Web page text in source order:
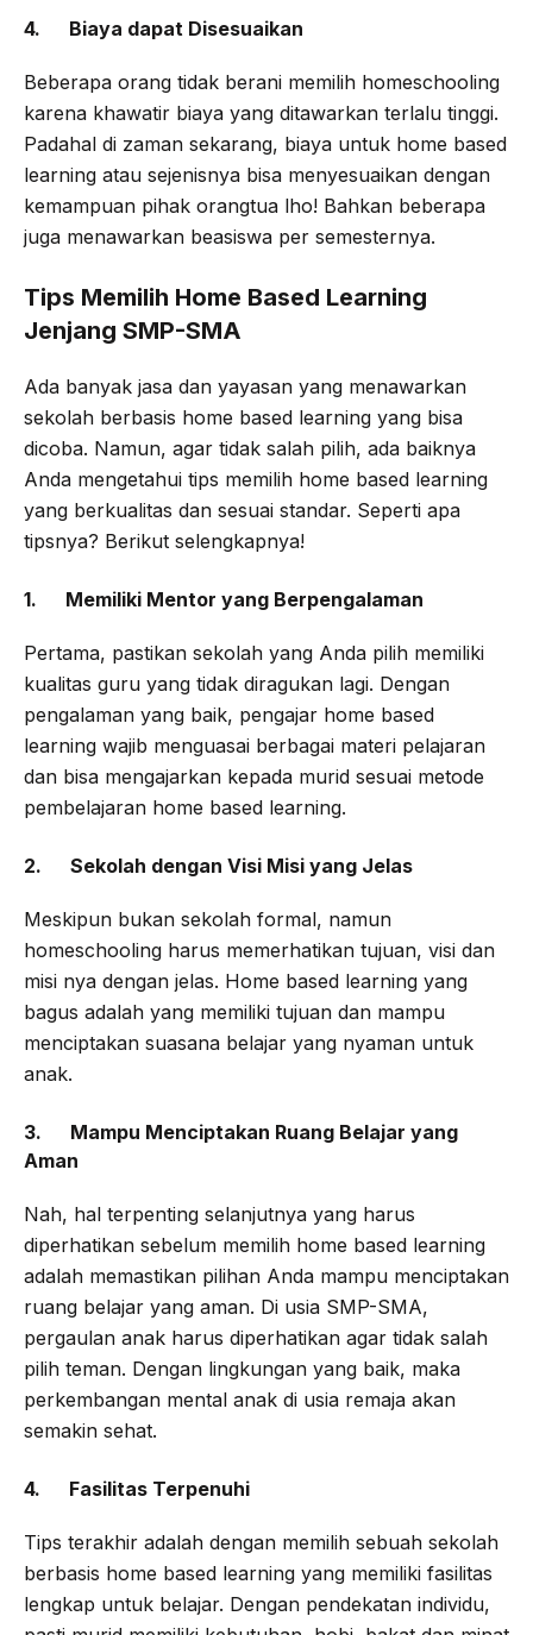
4. Biaya dapat Disesuaikan
Beberapa orang tidak berani memilih homeschooling
karena khawatir biaya yang ditawarkan terlalu tinggi.
Padahal di zaman sekarang, biaya untuk home based
learning atau sejenisnya bisa menyesuaikan dengan
kemampuan pihak orangtua lho! Bahkan beberapa
juga menawarkan beasiswa per semesternya.
Tips Memilih Home Based Learning
Jenjang SMP-SMA
Ada banyak jasa dan yayasan yang menawarkan
sekolah berbasis home based learning yang bisa
dicoba. Namun, agar tidak salah pilih, ada baiknya
Anda mengetahui tips memilih home based learning
yang berkualitas dan sesuai standar. Seperti apa
tipsnya? Berikut selengkapnya!
1. Memiliki Mentor yang Berpengalaman
Pertama, pastikan sekolah yang Anda pilih memiliki
kualitas guru yang tidak diragukan lagi. Dengan
pengalaman yang baik, pengajar home based
learning wajib menguasai berbagai materi pelajaran
dan bisa mengajarkan kepada murid sesuai metode
pembelajaran home based learning.
2. Sekolah dengan Visi Misi yang Jelas
Meskipun bukan sekolah formal, namun
homeschooling harus memerhatikan tujuan, visi dan
misi nya dengan jelas. Home based learning yang
bagus adalah yang memiliki tujuan dan mampu
menciptakan suasana belajar yang nyaman untuk
anak.
3. Mampu Menciptakan Ruang Belajar yang
Aman
Nah, hal terpenting selanjutnya yang harus
diperhatikan sebelum memilih home based learning
adalah memastikan pilihan Anda mampu menciptakan
ruang belajar yang aman. Di usia SMP-SMA,
pergaulan anak harus diperhatikan agar tidak salah
pilih teman. Dengan lingkungan yang baik, maka
perkembangan mental anak di usia remaja akan
semakin sehat.
4. Fasilitas Terpenuhi
Tips terakhir adalah dengan memilih sebuah sekolah
berbasis home based learning yang memiliki fasilitas
lengkap untuk belajar. Dengan pendekatan individu,